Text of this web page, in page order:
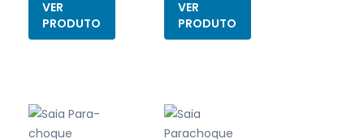
VER
PRODUTO
VER
PRODUTO